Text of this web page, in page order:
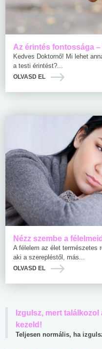
Az érintés fontossága
Kedves Doktornő! Mi lehet
a testi érintést?...
OLVASD EL
Nézz szembe a
A félelem az élet természetes
aki a szerepléstől, más...
OLVASD EL
Izgulsz, mert
kezeld!
Teljesen normális, ha